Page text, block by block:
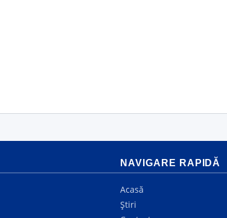
NAVIGARE RAPIDĂ
Acasă
Știri